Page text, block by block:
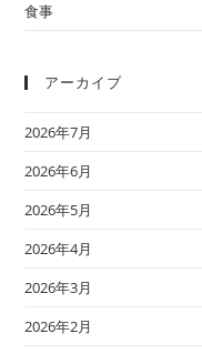
食事
アーカイブ
2026年7月
2026年6月
2026年5月
2026年4月
2026年3月
2026年2月